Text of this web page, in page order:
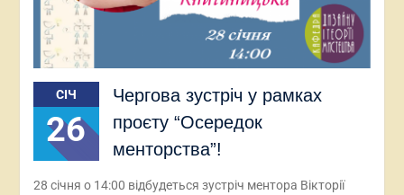
СІЧ
26
Чергова зустріч у рамках
проєту “Осередок
менторства”!
28 січня о 14:00 відбудеться зустріч ментора Вікторії